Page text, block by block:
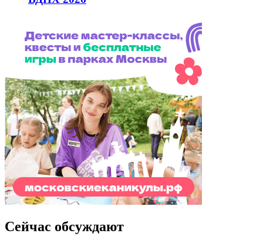
Сейчас обсуждают